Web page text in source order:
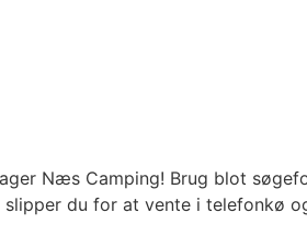
Næs Camping! Brug blot
du for at vente i telefonkø